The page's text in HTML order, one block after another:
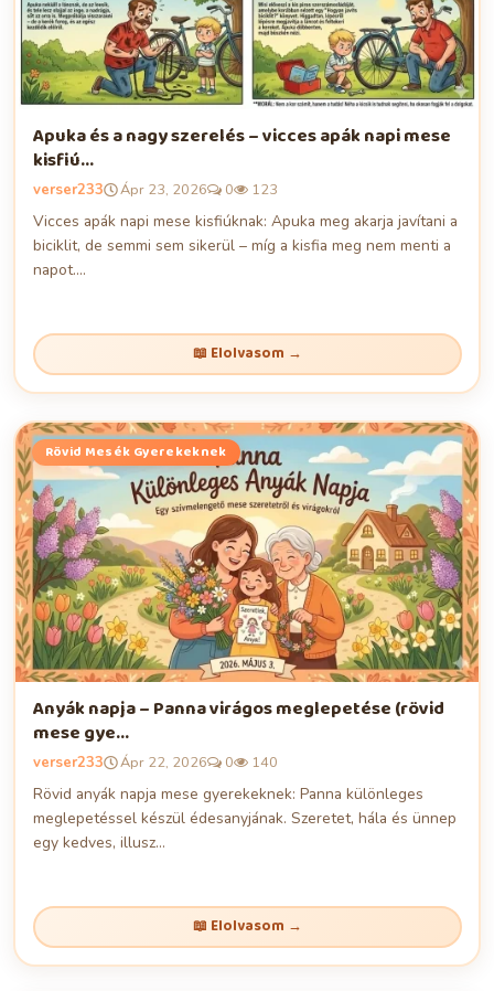
Apuka és a nagy szerelés – vicces apák napi mese
kisfiú...
verser233 Ápr 23, 2026 0 123
Vicces apák napi mese kisfiúknak: Apuka meg akarja javítani a
biciklit, de semmi sem sikerül – míg a kisfia meg nem menti a
napot....
📖 Elolvasom →
Rövid Mesék Gyerekeknek
Anyák napja – Panna virágos meglepetése (rövid
mese gye...
verser233 Ápr 22, 2026 0 140
Rövid anyák napja mese gyerekeknek: Panna különleges
meglepetéssel készül édesanyjának. Szeretet, hála és ünnep
egy kedves, illusz...
📖 Elolvasom →